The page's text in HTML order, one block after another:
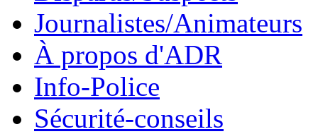
Journalistes/Animateurs
À propos d'ADR
Info-Police
Sécurité-conseils